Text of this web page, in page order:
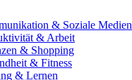
& Soziale Medien
& Arbeit
& Shopping
& Fitness
& Lernen